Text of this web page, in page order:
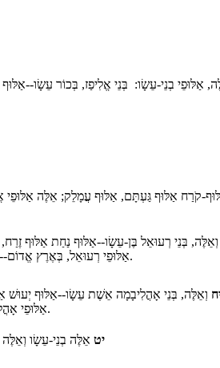
אַלּוּפֵי בְנֵי-עֵשָׂו: בְּנֵי אֱלִיפַז, בְּכוֹר עֵשָׂו--
קֹרַח אַלּוּף גַּעְתָּם, אַלּוּף עֲמָלֵק; אֵלֶּה אַלּוּפֵי
בְּנֵי רְעוּאֵל בֶּן-עֵשָׂו--אַלּוּף נַחַת אַלּוּף
אַלּוּפֵי רְעוּאֵל, בְּאֶרֶץ אֱדוֹם--אֵלֶּה, בְּנֵי בָשְׂמַת אֵשֶׁת עֵשָׂו.
וְאֵלֶּה, בְּנֵי אָהֳלִיבָמָה אֵשֶׁת עֵשָׂו--אַלּוּף יְעוּשׁ
אַלּוּפֵי אָהֳלִיבָמָה, בַּת-עֲנָה--אֵשֶׁת עֵשָׂו.
יט אֵלֶּה בְנֵי-עֵשָׂו